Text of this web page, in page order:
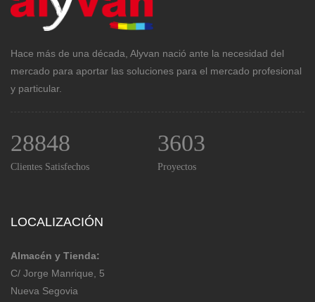
Hace más de una década, Alyvan nació ante la necesidad del
mercado para aportar las soluciones para el mercado profesional
y particular.
28848
Clientes Satisfechos
3603
Proyectos
LOCALIZACIÓN
Almacén y Tienda:
C/ Jorge Manrique, 5
Nueva Segovia